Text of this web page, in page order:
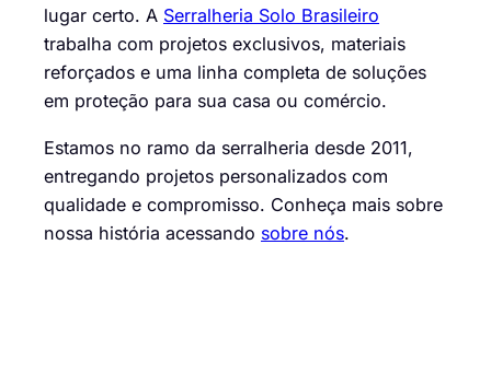
lugar certo. A Serralheria Solo Brasileiro
trabalha com projetos exclusivos, materiais
reforçados e uma linha completa de soluções
em proteção para sua casa ou comércio.
Estamos no ramo da serralheria desde 2011,
entregando projetos personalizados com
qualidade e compromisso. Conheça mais sobre
nossa história acessando sobre nós.